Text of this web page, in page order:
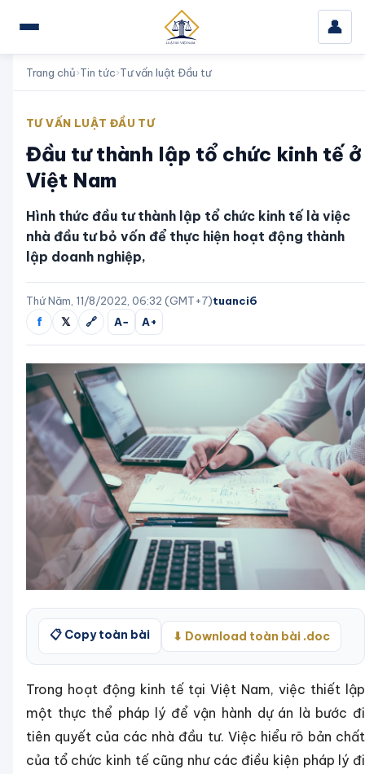
👤
Trang chủ›Tin tức›Tư vấn luật Đầu tư
TƯ VẤN LUẬT ĐẦU TƯ
Đầu tư thành lập tổ chức kinh tế ở
Việt Nam
Hình thức đầu tư thành lập tổ chức kinh tế là việc
nhà đầu tư bỏ vốn để thực hiện hoạt động thành
lập doanh nghiệp,
Thứ Năm, 11/8/2022, 06:32 (GMT+7)tuanci6
f 𝕏 🔗 A− A+
📋 Copy toàn bài ⬇ Download toàn bài .doc
Trong hoạt động kinh tế tại Việt Nam, việc thiết lập
một thực thể pháp lý để vận hành dự án là bước đi
tiên quyết của các nhà đầu tư. Việc hiểu rõ bản chất
của tổ chức kinh tế cũng như các điều kiện pháp lý đi